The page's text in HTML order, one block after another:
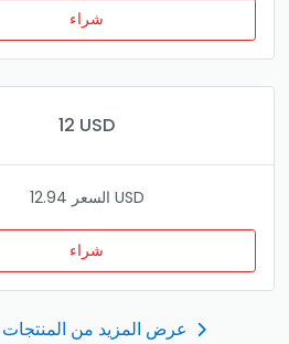
شراء
12 USD
السعر 12.94 USD
شراء
عرض المزيد من المنتجات